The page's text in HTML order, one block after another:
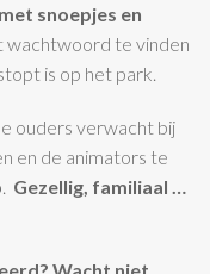
snoepjes en
wachtwoord te vinden
is op het park.
ouders verwacht bij
en de animators te
Gezellig, familiaal …
Wacht niet